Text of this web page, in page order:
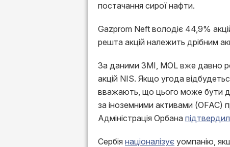
постачання сирої нафти.
Gazprom Neft володіє 44,9%
решта акцій належить дрібним
За даними ЗМІ, MOL вже давно
акцій NIS. Якщо угода
вважають, що цього може бути
за іноземними активами (OFAC)
Адміністрація Орбана
Сербія націоналізує уомпанію,